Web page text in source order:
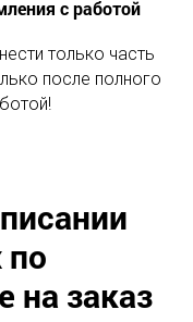
с работой
только часть
после полного
по
на заказ